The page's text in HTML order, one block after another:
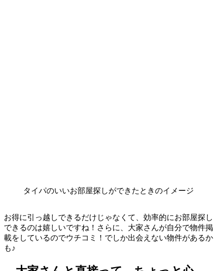
タイパのいいお部屋探しができたときのイメージ
お得に引っ越しできるだけじゃなくて、効率的にお部屋探し
できるのは嬉しいですね！さらに、大家さんが自分で物件掲
載をしているのでウチコミ！でしか出会えない物件があるか
も♪